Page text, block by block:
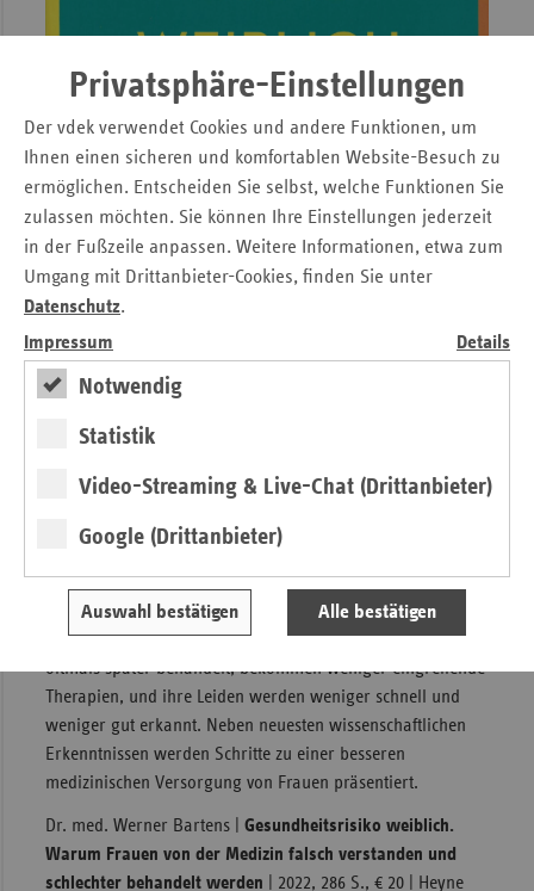
Privatsphäre-Einstellungen
Der vdek verwendet Cookies und andere Funktionen, um
Ihnen einen sicheren und komfortablen Website-Besuch zu
ermöglichen. Entscheiden Sie selbst, welche Funktionen Sie
zulassen möchten. Sie können Ihre Einstellungen jederzeit
in der Fußzeile anpassen. Weitere Informationen, etwa zum
Umgang mit Drittanbieter-Cookies, finden Sie unter
Datenschutz.
Impressum
Details
Notwendig
Statistik
Video-Streaming & Live-Chat (Drittanbieter)
Google (Drittanbieter)
Auswahl bestätigen Alle bestätigen
Gendermedizin
Krankheiten betreffen alle Menschen. Jedoch zeigen Frauen
und Männer je nach Krankheit andere Symptome und
müssen anders behandelt werden. Dass diese Erkenntnis
noch nicht Teil der täglichen ärztlichen Praxis ist, kann
ernste Konsequenzen für Patientinnen haben: Sie werden
oftmals später behandelt, bekommen weniger eingreifende
Therapien, und ihre Leiden werden weniger schnell und
weniger gut erkannt. Neben neuesten wissenschaftlichen
Erkenntnissen werden Schritte zu einer besseren
medizinischen Versorgung von Frauen präsentiert.
Dr. med. Werner Bartens | Gesundheitsrisiko weiblich.
Warum Frauen von der Medizin falsch verstanden und
schlechter behandelt werden
| 2022, 286 S., € 20 | Heyne